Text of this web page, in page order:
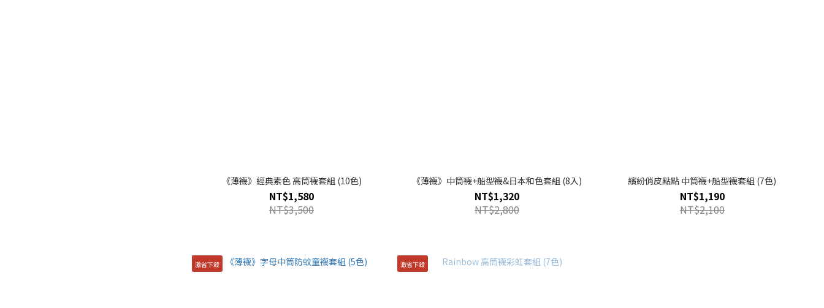
《薄襪》經典素色 高筒襪套組 (10色)
NT$1,580
NT$3,500
《薄襪》中筒襪+船型襪&日本和色套組 (8入)
NT$1,320
NT$2,800
繽紛俏皮點點 中筒襪+船型襪套組 (7色)
NT$1,190
NT$2,100
激省下殺 激省下殺